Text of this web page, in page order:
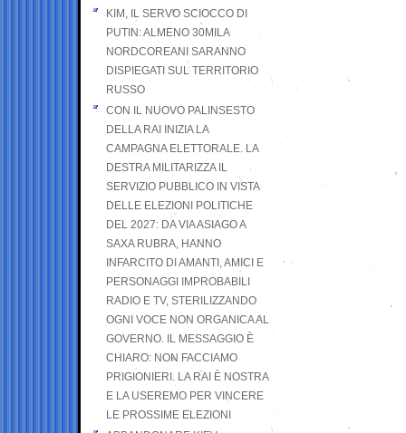
KIM, IL SERVO SCIOCCO DI
PUTIN: ALMENO 30MILA
NORDCOREANI SARANNO
DISPIEGATI SUL TERRITORIO
RUSSO
CON IL NUOVO PALINSESTO
DELLA RAI INIZIA LA
CAMPAGNA ELETTORALE. LA
DESTRA MILITARIZZA IL
SERVIZIO PUBBLICO IN VISTA
DELLE ELEZIONI POLITICHE
DEL 2027: DA VIA ASIAGO A
SAXA RUBRA, HANNO
INFARCITO DI AMANTI, AMICI E
PERSONAGGI IMPROBABILI
RADIO E TV, STERILIZZANDO
OGNI VOCE NON ORGANICA AL
GOVERNO. IL MESSAGGIO È
CHIARO: NON FACCIAMO
PRIGIONIERI. LA RAI È NOSTRA
E LA USEREMO PER VINCERE
LE PROSSIME ELEZIONI